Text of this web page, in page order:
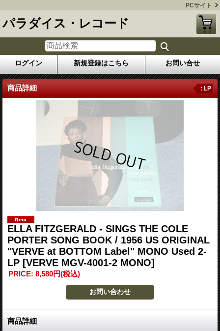
PCサイト
パラダイス・レコード
ログイン 新規登録はこちら お問い合せ
商品詳細 : LP
ELLA FITZGERALD - SINGS THE COLE
PORTER SONG BOOK / 1956 US ORIGINAL
"VERVE at BOTTOM Label" MONO Used 2-
LP [VERVE MGV-4001-2 MONO]
PRICE: 8,580円(税込)
商品詳細